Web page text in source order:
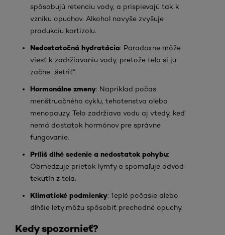
spôsobujú retenciu vody, a prispievajú tak k
vzniku opuchov. Alkohol navyše zvyšuje
produkciu kortizolu.
Nedostatočná hydratácia: Paradoxne môže
viesť k zadržiavaniu vody, pretože telo si ju
začne „šetriť“.
Hormonálne zmeny: Napríklad počas
menštruačného cyklu, tehotenstva alebo
menopauzy. Telo zadržiava vodu aj vtedy, keď
nemá dostatok hormónov pre správne
fungovanie.
Príliš dlhé sedenie a nedostatok pohybu:
Obmedzuje prietok lymfy a spomaľuje odvod
tekutín z tela.
Klimatické podmienky: Teplé počasie alebo
dlhšie lety môžu spôsobiť prechodné opuchy.
Kedy spozornieť?